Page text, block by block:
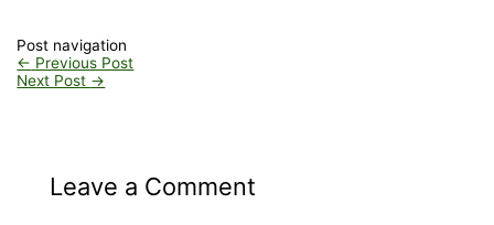
Post navigation
← Previous Post
Next Post →
Leave a Comment